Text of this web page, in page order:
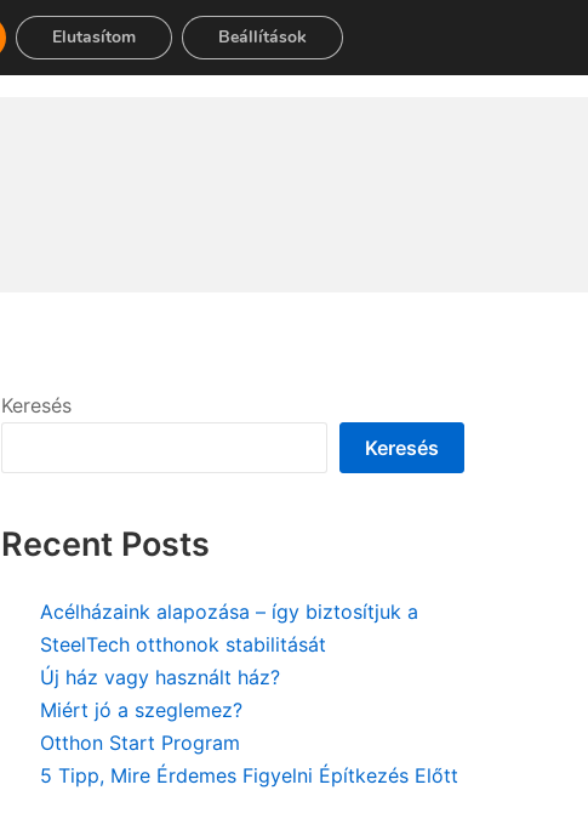
Keresés
Keresés
Recent Posts
Acélházaink alapozása – így biztosítjuk a
SteelTech otthonok stabilitását
Új ház vagy használt ház?
Miért jó a szeglemez?
Otthon Start Program
5 Tipp, Mire Érdemes Figyelni Építkezés Előtt
Elutasítom Beállítások